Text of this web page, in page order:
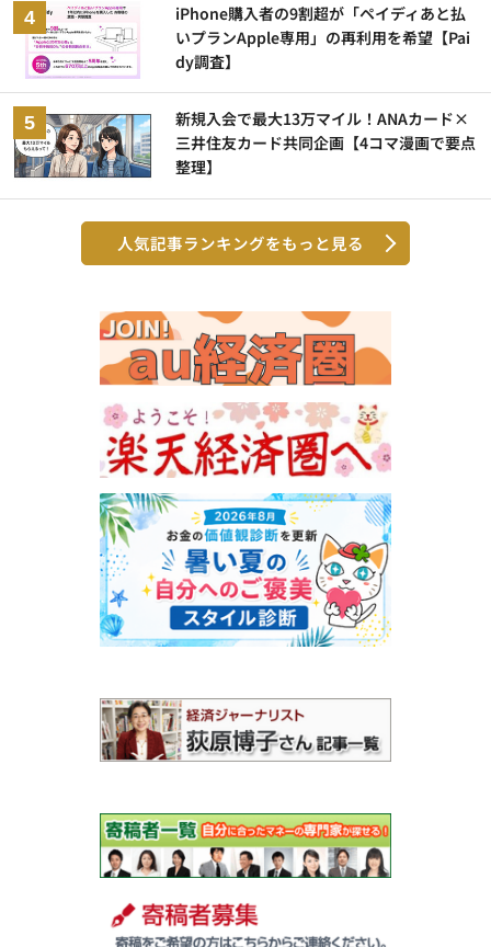
iPhone購入者の9割超が「ペイディあと払
いプランApple専用」の再利用を希望【Pai
dy調査】
新規入会で最大13万マイル！ANAカード×
三井住友カード共同企画【4コマ漫画で要点
整理】
人気記事ランキングをもっと見る